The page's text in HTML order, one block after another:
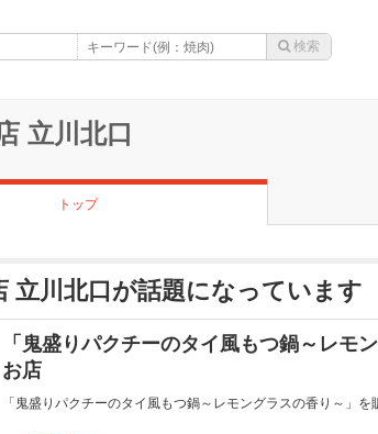
立川北口
トップ
立川北口が話題になっています
「鬼盛りパクチーのタイ風もつ鍋～レモ
お店
「鬼盛りパクチーのタイ風もつ鍋～レモングラスの香り～」を